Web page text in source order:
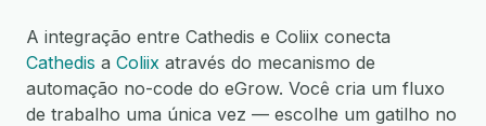
A integração entre Cathedis e Coliix conecta
Cathedis a Coliix através do mecanismo de
automação no-code do eGrow. Você cria um fluxo
de trabalho uma única vez — escolhe um gatilho no